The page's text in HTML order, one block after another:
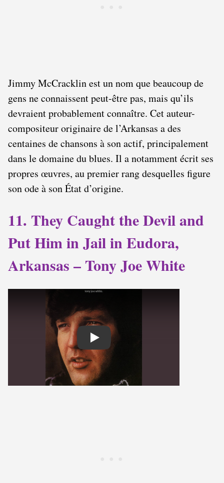
Jimmy McCracklin est un nom que beaucoup de
gens ne connaissent peut-être pas, mais qu’ils
devraient probablement connaître. Cet auteur-
compositeur originaire de l’Arkansas a des
centaines de chansons à son actif, principalement
dans le domaine du blues. Il a notamment écrit ses
propres œuvres, au premier rang desquelles figure
son ode à son État d’origine.
11. They Caught the Devil and
Put Him in Jail in Eudora,
Arkansas – Tony Joe White
Play